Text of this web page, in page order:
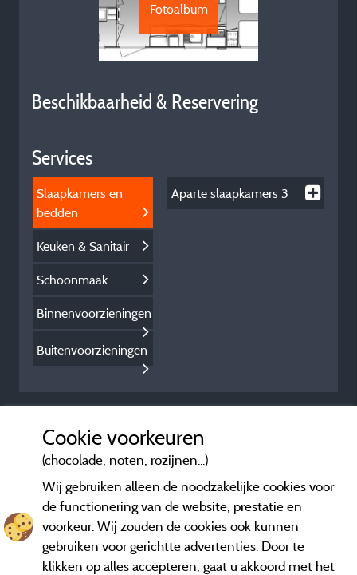
Fotoalbum
Beschikbaarheid & Reservering
Services
Slaapkamers en
bedden
Keuken & Sanitair
Schoonmaak
Binnenvoorzieningen
Buitenvoorzieningen
Aparte slaapkamers3
Cookie voorkeuren
(chocolade, noten, rozijnen...)
Wij gebruiken alleen de noodzakelijke cookies voor
de functionering van de website, prestatie en
voorkeur. Wij zouden de cookies ook kunnen
gebruiken voor gerichtte advertenties. Door te
klikken op alles accepteren, gaat u akkoord met het